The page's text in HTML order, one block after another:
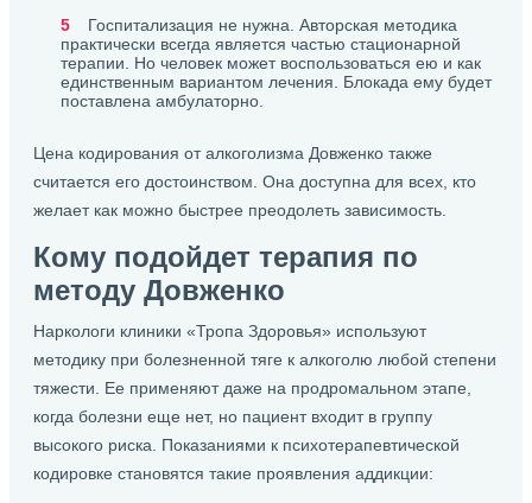
Госпитализация не нужна. Авторская методика
практически всегда является частью стационарной
терапии. Но человек может воспользоваться ею и как
единственным вариантом лечения. Блокада ему будет
поставлена амбулаторно.
Цена кодирования от алкоголизма Довженко также
считается его достоинством. Она доступна для всех, кто
желает как можно быстрее преодолеть зависимость.
Кому подойдет терапия по
методу Довженко
Наркологи клиники «Тропа Здоровья» используют
методику при болезненной тяге к алкоголю любой степени
тяжести. Ее применяют даже на продромальном этапе,
когда болезни еще нет, но пациент входит в группу
высокого риска. Показаниями к психотерапевтической
кодировке становятся такие проявления аддикции: